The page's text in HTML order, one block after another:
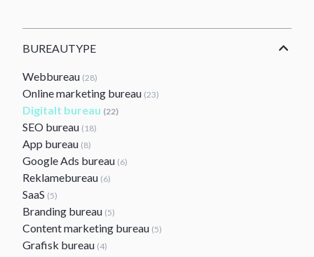
BUREAUTYPE
Webbureau (28)
Online marketing bureau (23)
Digitalt bureau (22)
SEO bureau (18)
App bureau (8)
Google Ads bureau (6)
Reklamebureau (6)
SaaS (5)
Branding bureau (5)
Content marketing bureau (5)
Grafisk bureau (4)